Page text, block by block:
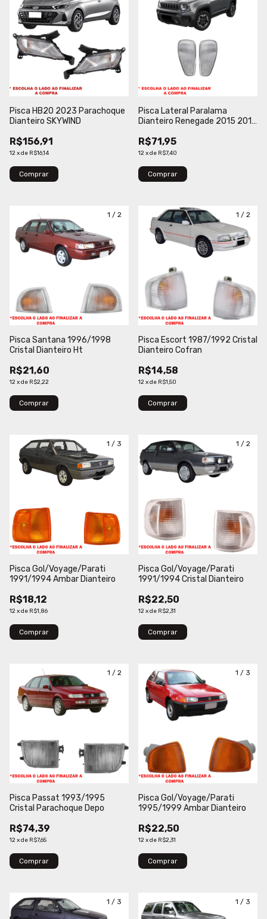
Pisca HB20 2023 Parachoque
Dianteiro SKYWIND
R$156,91
12xde R$16,14
Comprar
Pisca Lateral Paralama
Dianteiro Renegade 2015 2016
Cristal
R$71,95
12xde R$7,40
Comprar
1 / 2
Pisca Santana 1996/1998
Cristal Dianteiro Ht
R$21,60
12xde R$2,22
Comprar
1 / 2
Pisca Escort 1987/1992 Cristal
Dianteiro Cofran
R$14,58
12xde R$1,50
Comprar
1 / 3
Pisca Gol/Voyage/Parati
1991/1994 Ambar Dianteiro
R$18,12
12xde R$1,86
Comprar
1 / 2
Pisca Gol/Voyage/Parati
1991/1994 Cristal Dianteiro
R$22,50
12xde R$2,31
Comprar
1 / 2
Pisca Passat 1993/1995
Cristal Parachoque Depo
R$74,39
12xde R$7,65
Comprar
1 / 3
Pisca Gol/Voyage/Parati
1995/1999 Ambar Dianteiro
R$22,50
12xde R$2,31
Comprar
1 / 3 1 / 3